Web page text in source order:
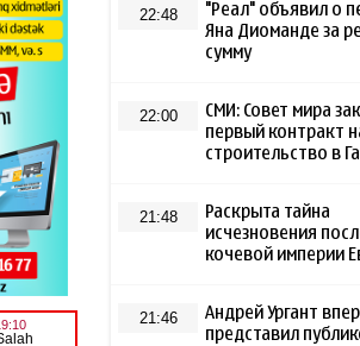
22:48
"Реал" объявил о
Яна Диоманде за
сумму
22:00
СМИ: Совет мира
первый контракт
строительство в
21:48
Раскрыта тайна
исчезновения
кочевой империи
21:46
Андрей Ургант
представил